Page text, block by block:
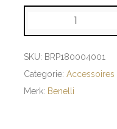
SKU: BRP180004001
Categorie:Accessoires
Merk: Benelli